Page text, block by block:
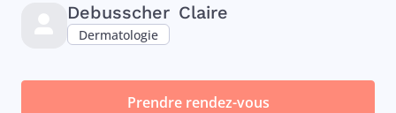
Debusscher Claire
Dermatologie
Prendre rendez-vous